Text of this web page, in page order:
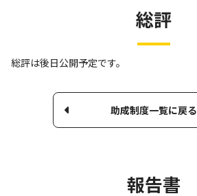
総評
総評は後日公開予定です。
助成制度一覧に戻る
報告書